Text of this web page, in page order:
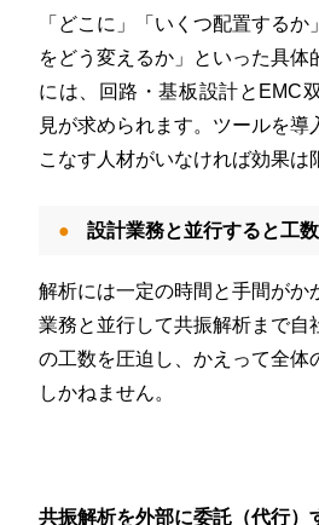
「どこに」「いくつ配置する
をどう変えるか」といった具体
には、回路・基板設計とEMC
見が求められます。ツールを導
こなす人材がいなければ効果は
設計業務と並行すると工
解析には一定の時間と手間がか
業務と並行して共振解析まで自
の工数を圧迫し、かえって全体
しかねません。
共振解析を外部に委託（代行）